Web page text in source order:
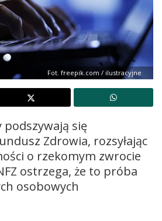
Fot. freepik.com / ilustracyjne
się
Zdrowia, rozsyłając
o rzekomym zwrocie
ostrzega, że to próba
osobowych